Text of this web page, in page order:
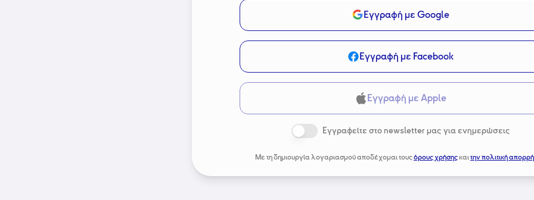
Εγγραφή με Google
Εγγραφή με Facebook
Εγγραφή με Apple
Εγγραφείτε στο newsletter μας για ενημερώσεις
Με τη δημιουργία λογαριασμού αποδέχομαι τουςόρους χρήσηςκαιτην πολιτική